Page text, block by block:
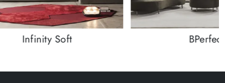
Infinity Soft BPerfect